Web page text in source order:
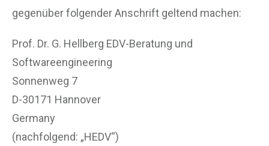
gegenüber folgender Anschrift geltend machen:
Prof. Dr. G. Hellberg EDV-Beratung und
Softwareengineering
Sonnenweg 7
D-30171 Hannover
Germany
(nachfolgend: „HEDV“)